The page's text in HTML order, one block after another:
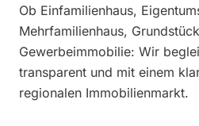
Ob Einfamilienhaus,
Mehrfamilienhaus,
Gewerbeimmobilie: Wir
transparent und mit einem
regionalen Immobilienmarkt.